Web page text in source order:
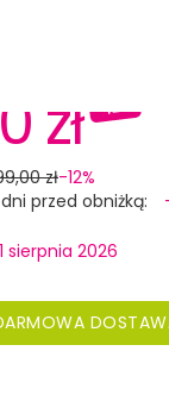
zł -12%
zł-12%
przed obniżką:
sierpnia 2026